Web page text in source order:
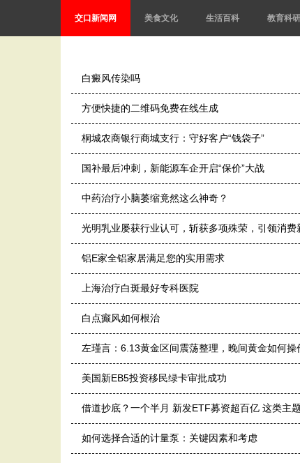
交口新闻网 美食文化 生活百科 教育科研
白癜风传染吗
方便快捷的二维码免费在线生成
桐城农商银行商城支行：守好客户“钱袋子”
国补最后冲刺，新能源车企开启“保价”大战
中药治疗小脑萎缩竟然这么神奇？
光明乳业屡获行业认可，斩获多项殊荣，引领消费
铝E家全铝家居满足您的实用需求
上海治疗白斑最好专科医院
白点癫风如何根治
左瑾言：6.13黄金区间震荡整理，晚间黄金如何操
美国新EB5投资移民绿卡审批成功
借道抄底？一个半月 新发ETF募资超百亿 这类主
如何选择合适的计量泵：关键因素和考虑